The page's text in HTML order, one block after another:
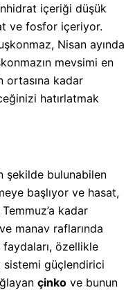
içeriği düşük
ve fosfor içeriyor.
Nisan ayında
mevsimi en
ortasına kadar
hatırlatmak
şekilde bulunabilen
başlıyor ve hasat,
kadar
manav raflarında
faydaları, özellikle
sistemi güçlendirici
çinko ve bunun